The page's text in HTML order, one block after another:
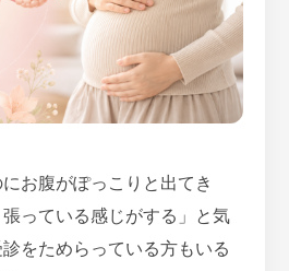
にお腹がぽっこりと出てき
っている感じがする」と気
をためらっている方もいる